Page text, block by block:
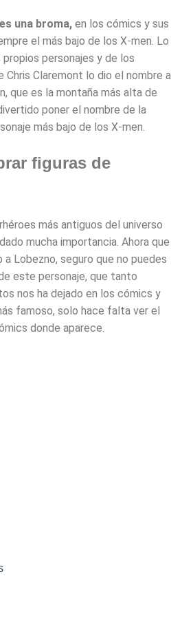
una broma, en los cómics y sus
el más bajo de los X-men. Lo
personajes y de los
Chris Claremont lo dio el nombre a
que es la montaña más alta de
poner el nombre de la
más bajo de los X-men.
figuras de
más antiguos del universo
mucha importancia. Ahora que
Lobezno, seguro que no puedes
este personaje, que tanto
nos ha dejado en los cómics y
famoso, solo hace falta ver el
donde aparece.